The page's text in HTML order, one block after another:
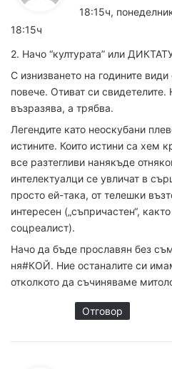
18:15ч,
18:15ч
2. Начо “културата” или
С изнизването на годините
повече. Отиват си
възразява, а трябва.
Легендите като неоскубани
истините. Които истини са хем
все разтегливи нанякъде
интелектуалци се увличат в
просто ей-така, от телешки
интересен („съпричастен“,
соцреалист).
Начо да бъде прославян без
ня#КОЙ. Ние останалите си
отколкото да съчиняваме
Отговор